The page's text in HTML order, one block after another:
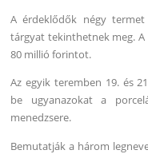
A érdeklődők négy termet
tárgyat tekinthetnek meg. A
80 millió forintot.
Az egyik teremben 19. és
be ugyanazokat a
menedzsere.
Bemutatják a három